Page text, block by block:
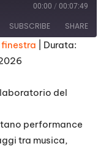
00:00 / 00:07:49
SUBSCRIBE SHARE
Durata:
laboratorio del
performance
tra musica,